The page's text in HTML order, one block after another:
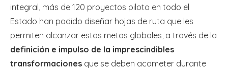
integral, más de 120 proyectos piloto en todo el
Estado han podido diseñar hojas de ruta que les
permiten alcanzar estas metas globales, a través de la
definición e impulso de la imprescindibles
transformaciones que se deben acometer durante